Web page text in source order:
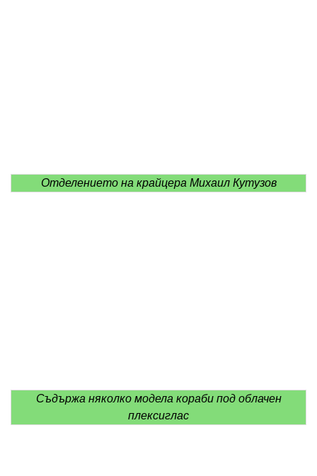
Отделението на крайцера Михаил Кутузов
Съдържа няколко модела кораби под облачен
плексиглас